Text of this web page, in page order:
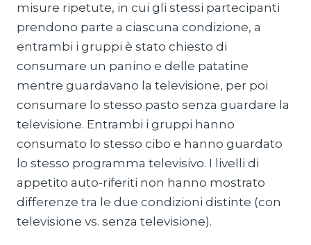
misure ripetute, in cui gli stessi partecipanti
prendono parte a ciascuna condizione, a
entrambi i gruppi è stato chiesto di
consumare un panino e delle patatine
mentre guardavano la televisione, per poi
consumare lo stesso pasto senza guardare la
televisione. Entrambi i gruppi hanno
consumato lo stesso cibo e hanno guardato
lo stesso programma televisivo. I livelli di
appetito auto-riferiti non hanno mostrato
differenze tra le due condizioni distinte (con
televisione vs. senza televisione).